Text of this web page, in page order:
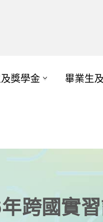
獎學金 畢業生
跨國實